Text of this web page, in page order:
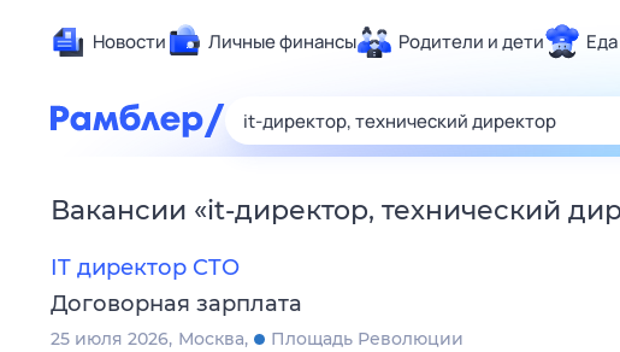
Новости Личные финансы Родители и дети Еда
Здоровье
Развлечения и
Спорт
Технологии и тренды
Вакансии «it-директор, технический
IT директор CTO
Договорная зарплата
25 июля 2026 Москва
Площадь Революции